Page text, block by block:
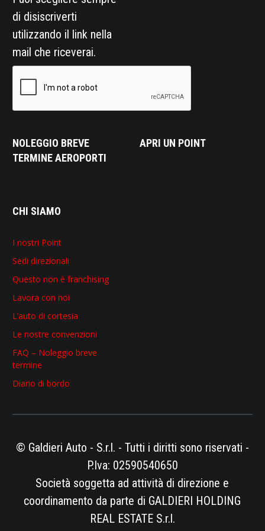
di disiscriverti
utilizzando il link nella
mail che riceverai.
NOLEGGIO BREVE
TERMINE AEROPORTI
APRI UN POINT
CHI SIAMO
I nostri Point
Sedi direzionali
Questo non è franchising
Lavora con noi
L’auto di cortesia
Le nostre convenzioni
FAQ – Noleggio breve
termine
Diario di bordo
© Galdieri Auto - S.r.l. - Tutti i diritti sono riservati -
P.Iva: 02590540650
Società soggetta ad attività di direzione e
coordinamento da parte di GALDIERI HOLDING
REAL ESTATE S.r.l.